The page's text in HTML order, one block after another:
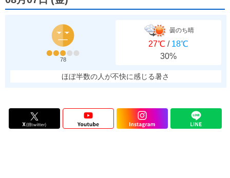
78
曇のち晴
27℃ / 18℃
30%
ほぼ半数の人が不快に感じる暑さ